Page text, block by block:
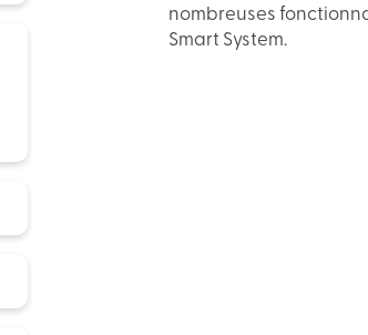
nombreuses
Smart System.